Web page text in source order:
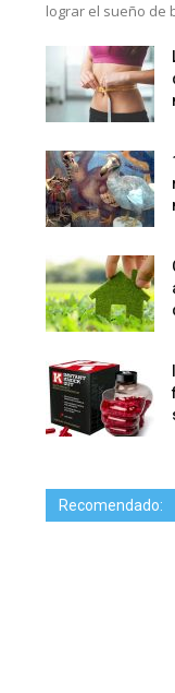
lograr el sueño de
Recomendado: